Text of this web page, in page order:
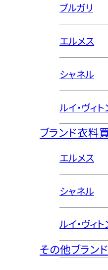
ブルガリ
エルメス
シャネル
ルイ・ヴィト
ブランド衣料
エルメス
シャネル
ルイ・ヴィト
その他ブラン